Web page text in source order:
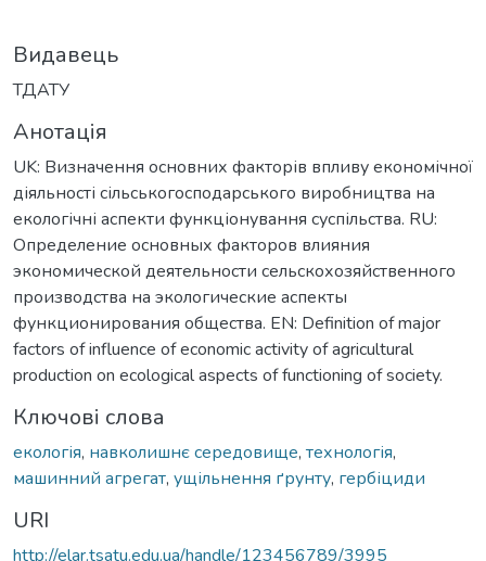
Видавець
ТДАТУ
Анотація
UK: Визначення основних факторів впливу економічної
діяльності сільськогосподарського виробництва на
екологічні аспекти функціонування суспільства. RU:
Определение основных факторов влияния
экономической деятельности сельскохозяйственного
производства на экологические аспекты
функционирования общества. EN: Definition of major
factors of influence of economic activity of agricultural
production on ecological aspects of functioning of society.
Ключові слова
екологія, навколишнє середовище, технологія,
машинний агрегат, ущільнення ґрунту, гербіциди
URI
http://elar.tsatu.edu.ua/handle/123456789/3995